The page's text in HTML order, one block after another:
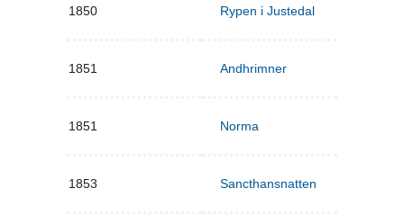
1850 Rypen i Justedal
1851 Andhrimner
1851 Norma
1853 Sancthansnatten